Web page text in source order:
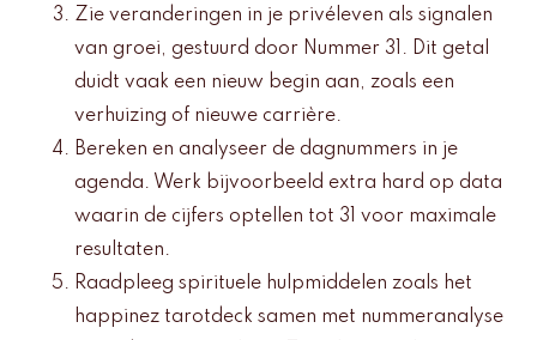
Zie veranderingen in je privéleven als signalen
van groei, gestuurd door Nummer 31. Dit getal
duidt vaak een nieuw begin aan, zoals een
verhuizing of nieuwe carrière.
Bereken en analyseer de dagnummers in je
agenda. Werk bijvoorbeeld extra hard op data
waarin de cijfers optellen tot 31 voor maximale
resultaten.
Raadpleeg spirituele hulpmiddelen zoals het
happinez tarotdeck samen met nummeranalyse